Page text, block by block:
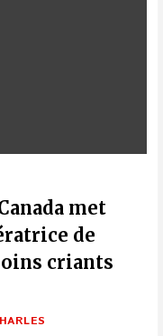
met
de
criants